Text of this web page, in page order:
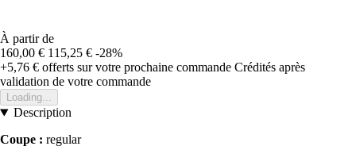
À partir de
160,00 € 115,25 € -28%
+5,76 € offerts sur votre prochaine commande Crédités après
validation de votre commande
Loading...
Description
Coupe : regular